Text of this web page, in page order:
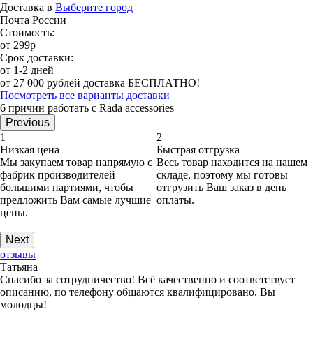
Доставка в Выберите город
Почта России
Стоимость:
от 299р
Срок доставки:
от 1-2 дней
от 27 000 рублей доставка БЕСПЛАТНО!
Посмотреть все варианты доставки
6 причин работать с Rada accessories
Previous
1
Низкая цена
Мы закупаем товар напрямую с
фабрик производителей
большими партиями, чтобы
предложить Вам самые лучшие
цены.
2
Быстрая отгрузка
Весь товар находится на нашем
складе, поэтому мы готовы
отгрузить Ваш заказ в день
оплаты.
Next
отзывы
Татьяна
Спасибо за сотрудничество! Всё качественно и соответствует
описанию, по телефону общаются квалифицировано. Вы
молодцы!